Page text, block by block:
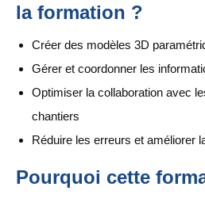
la formation ?
Créer des modèles 3D
Gérer et coordonner les
Optimiser la collaboration avec
chantiers
Réduire les erreurs et améliorer
Pourquoi cette